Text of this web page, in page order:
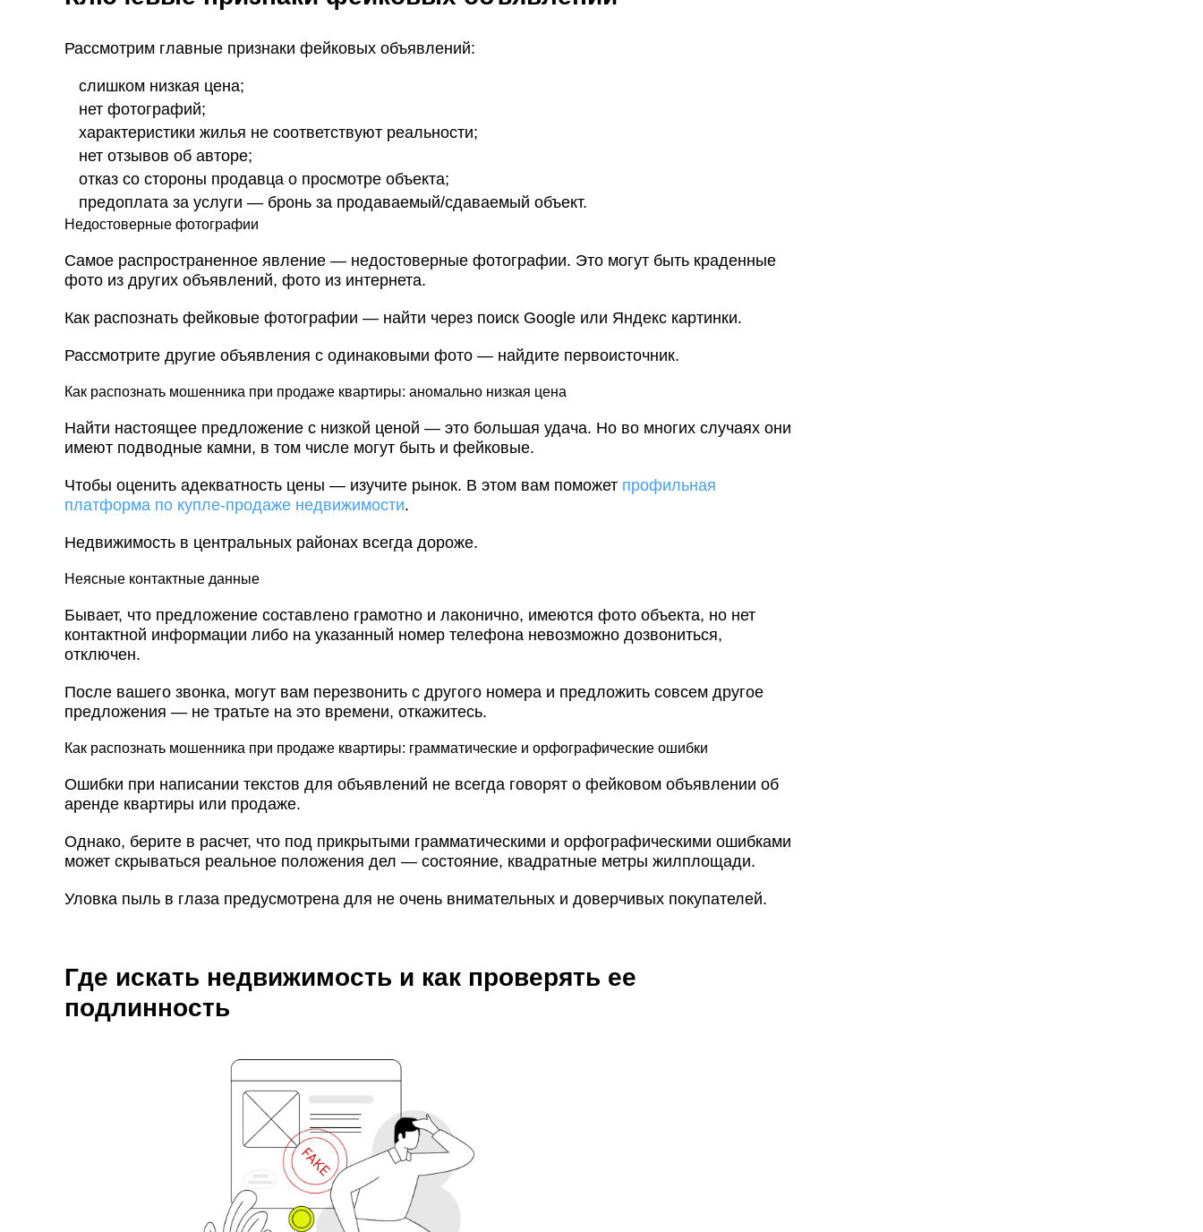
Рассмотрим главные признаки фейковых объявлений:
слишком низкая цена;
нет фотографий;
характеристики жилья не соответствуют реальности;
нет отзывов об авторе;
отказ со стороны продавца о просмотре объекта;
предоплата за услуги — бронь за продаваемый/сдаваемый объект.
Недостоверные фотографии
Самое распространенное явление — недостоверные фотографии. Это могут быть краденные
фото из других объявлений, фото из интернета.
Как распознать фейковые фотографии — найти через поиск Google или Яндекс картинки.
Рассмотрите другие объявления с одинаковыми фото — найдите первоисточник.
Как распознать мошенника при продаже квартиры: аномально низкая цена
Найти настоящее предложение с низкой ценой — это большая удача. Но во многих случаях они
имеют подводные камни, в том числе могут быть и фейковые.
Чтобы оценить адекватность цены — изучите рынок. В этом вам поможет профильная
платформа по купле-продаже недвижимости.
Недвижимость в центральных районах всегда дороже.
Неясные контактные данные
Бывает, что предложение составлено грамотно и лаконично, имеются фото объекта, но нет
контактной информации либо на указанный номер телефона невозможно дозвониться,
отключен.
После вашего звонка, могут вам перезвонить с другого номера и предложить совсем другое
предложения — не тратьте на это времени, откажитесь.
Как распознать мошенника при продаже квартиры: грамматические и орфографические ошибки
Ошибки при написании текстов для объявлений не всегда говорят о фейковом объявлении об
аренде квартиры или продаже.
Однако, берите в расчет, что под прикрытыми грамматическими и орфографическими ошибками
может скрываться реальное положения дел — состояние, квадратные метры жилплощади.
Уловка пыль в глаза предусмотрена для не очень внимательных и доверчивых покупателей.
Где искать недвижимость и как проверять ее
подлинность